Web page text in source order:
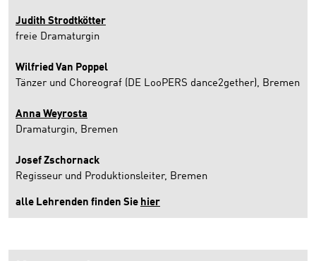
Judith Strodtkötter
freie Dramaturgin
Wilfried Van Poppel
Tänzer und Choreograf (DE LooPERS dance2gether), Bremen
Anna Weyrosta
Dramaturgin, Bremen
Josef Zschornack
Regisseur und Produktionsleiter, Bremen
alle Lehrenden finden Sie hier